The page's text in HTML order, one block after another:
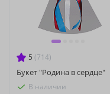
5 (714)
Букет "Родина в сердце"
В наличии